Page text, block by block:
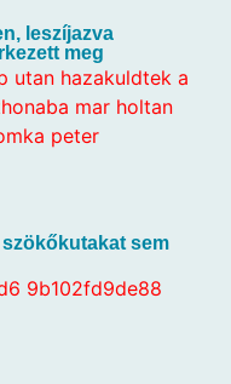
leszíjazva
meg
sem